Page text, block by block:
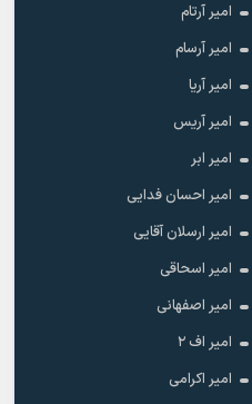
امیر آرتام
امیر آرسام
امیر آریا
امیر آریس
امیر ابر
امیر احسان فدایی
امیر ارسلان آقایی
امیر اسحاقی
امیر اصفهانی
امیر اف ۲
امیر اکرامی